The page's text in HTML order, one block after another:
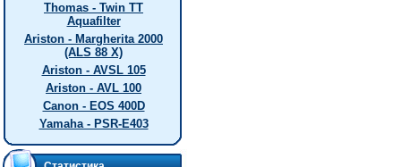
Thomas - Twin TT
Aquafilter
Ariston - Margherita 2000
(ALS 88 X)
Ariston - AVSL 105
Ariston - AVL 100
Canon - EOS 400D
Yamaha - PSR-E403